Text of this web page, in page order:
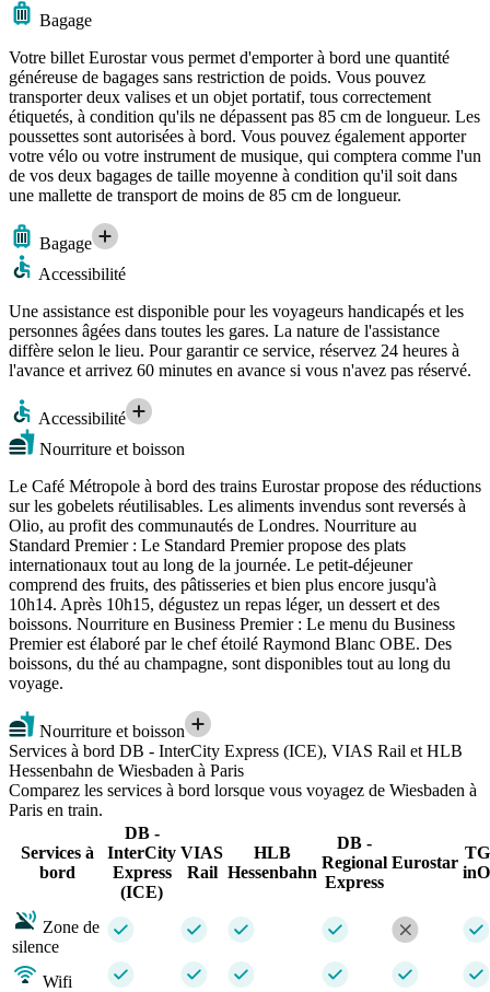
Bagage
Votre billet Eurostar vous permet d'emporter à bord une quantité
généreuse de bagages sans restriction de poids. Vous pouvez
transporter deux valises et un objet portatif, tous correctement
étiquetés, à condition qu'ils ne dépassent pas 85 cm de longueur. Les
poussettes sont autorisées à bord. Vous pouvez également apporter
votre vélo ou votre instrument de musique, qui comptera comme l'un
de vos deux bagages de taille moyenne à condition qu'il soit dans
une mallette de transport de moins de 85 cm de longueur.
Bagage
Accessibilité
Une assistance est disponible pour les voyageurs handicapés et les
personnes âgées dans toutes les gares. La nature de l'assistance
diffère selon le lieu. Pour garantir ce service, réservez 24 heures à
l'avance et arrivez 60 minutes en avance si vous n'avez pas réservé.
Accessibilité
Nourriture et boisson
Le Café Métropole à bord des trains Eurostar propose des réductions
sur les gobelets réutilisables. Les aliments invendus sont reversés à
Olio, au profit des communautés de Londres. Nourriture au
Standard Premier : Le Standard Premier propose des plats
internationaux tout au long de la journée. Le petit-déjeuner
comprend des fruits, des pâtisseries et bien plus encore jusqu'à
10h14. Après 10h15, dégustez un repas léger, un dessert et des
boissons. Nourriture en Business Premier : Le menu du Business
Premier est élaboré par le chef étoilé Raymond Blanc OBE. Des
boissons, du thé au champagne, sont disponibles tout au long du
voyage.
Nourriture et boisson
Services à bord DB - InterCity Express (ICE), VIAS Rail et HLB
Hessenbahn de Wiesbaden à Paris
Comparez les services à bord lorsque vous voyagez de Wiesbaden à
Paris en train.
Services à
bord
DB -
InterCity
Express
(ICE)
VIAS
Rail
HLB
Hessenbahn
DB -
Regional
Express
Eurostar
Zone de
silence
Wifi